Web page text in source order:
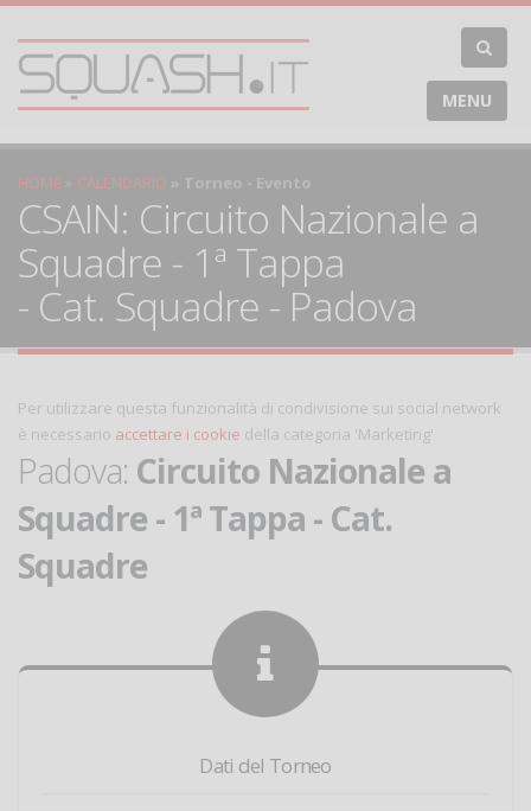
MENU
HOME CALENDARIO Torneo - Evento
CSAIN: Circuito Nazionale a
Squadre - 1ª Tappa
- Cat. Squadre - Padova
Per utilizzare questa funzionalità di condivisione sui social network
è necessario accettare i cookie della categoria 'Marketing'
Padova: Circuito Nazionale a
Squadre - 1ª Tappa - Cat.
Squadre
Dati del Torneo